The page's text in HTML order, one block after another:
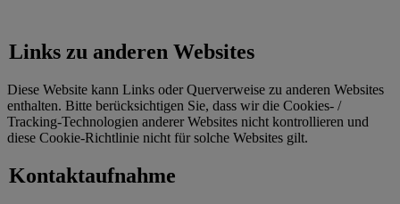
Links zu anderen Websites
Diese Website kann Links oder Querverweise zu anderen Websites
enthalten. Bitte berücksichtigen Sie, dass wir die Cookies- /
Tracking-Technologien anderer Websites nicht kontrollieren und
diese Cookie-Richtlinie nicht für solche Websites gilt.
Kontaktaufnahme